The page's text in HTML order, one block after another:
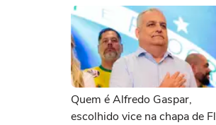
Quem é Alfredo Gaspar,
escolhido vice na chapa de